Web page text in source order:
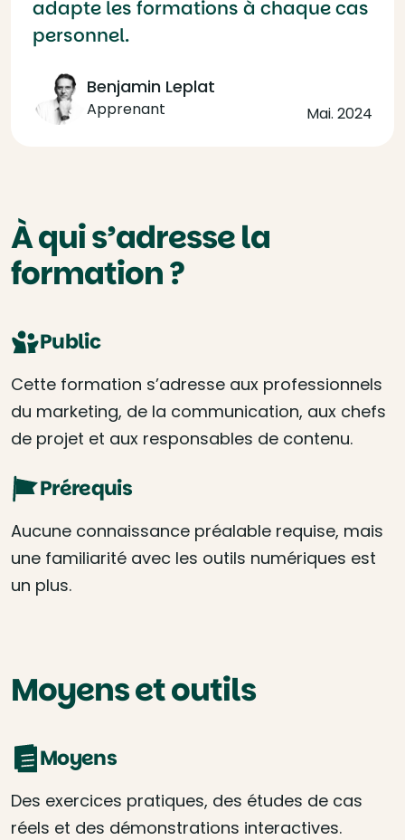
adapte les formations à chaque cas
personnel.
Benjamin Leplat
Apprenant Mai. 2024
À qui s’adresse la
formation ?
Public
Cette formation s’adresse aux professionnels
du marketing, de la communication, aux chefs
de projet et aux responsables de contenu.
Prérequis
Aucune connaissance préalable requise, mais
une familiarité avec les outils numériques est
un plus.
Moyens et outils
Moyens
Des exercices pratiques, des études de cas
réels et des démonstrations interactives.